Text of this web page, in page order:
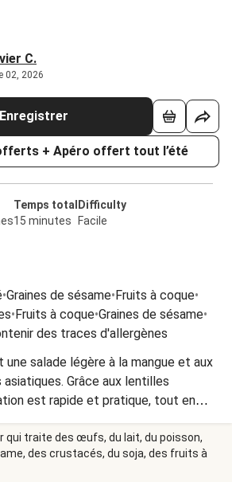
C.
02, 2026
Enregistrer
+ Apéro offert tout l’été
Temps total
15 minutes
Difficulty
Facile
•Graines de sésame•Fruits à coque•
•Fruits à coque•Graines de sésame•
des traces d'allergènes
salade légère à la mangue et aux
Grâce aux lentilles
est rapide et pratique, tout en
authentiques. Une option rapide et
équilibré.
qui traite des œufs, du lait, du poisson,
des crustacés, du soja, des fruits à